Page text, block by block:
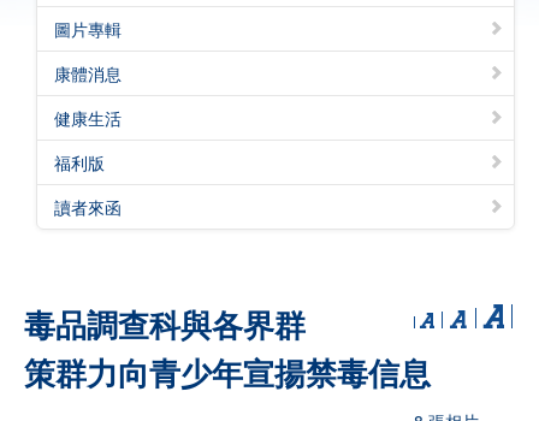
電子書版
警聲特刊
圖片專輯
康體消息
健康生活
福利版
讀者來函
毒品調查科與各界群
策群力向青少年宣揚禁毒信息